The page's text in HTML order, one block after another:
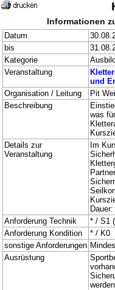
Informationen
Datum
bis
Kategorie
Veranstaltung
und
Organisation / Leitung
Pit
Beschreibung
was
Details zur
Veranstaltung
Im
Anforderung Technik
* / S1
Anforderung Kondition
* / K0
sonstige Anforderungen
Ausrüstung